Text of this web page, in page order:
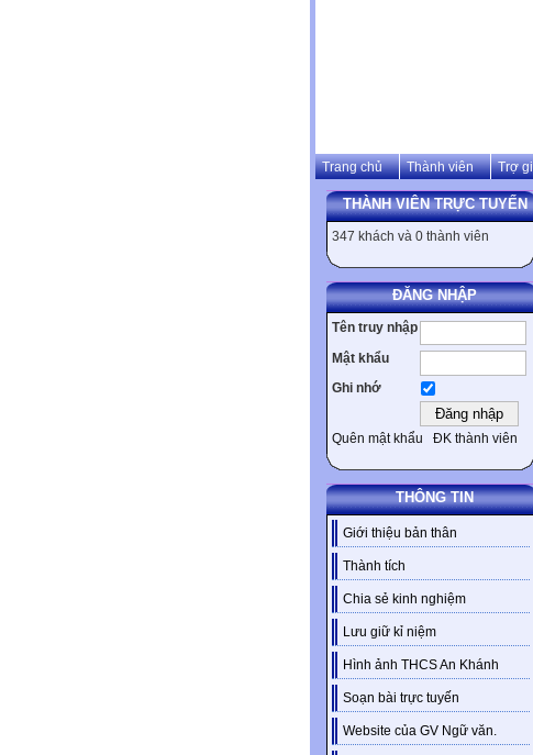
Trang chủ Thành viên Trợ
THÀNH VIÊN TRỰC TUYẾN
347 khách và 0 thành viên
ĐĂNG NHẬP
Tên truy nhập
Mật khẩu
Ghi nhớ
Quên mật khẩu ĐK thành viên
THÔNG TIN
Giới thiệu bản thân
Thành tích
Chia sẻ kinh nghiệm
Lưu giữ kỉ niệm
Hình ảnh THCS An Khánh
Soạn bài trực tuyến
Website của GV Ngữ văn.